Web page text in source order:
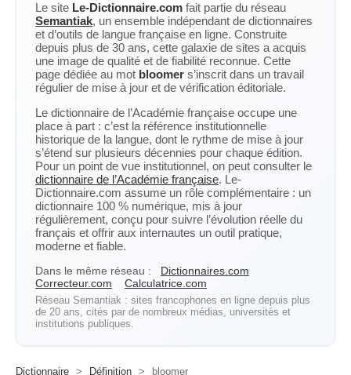
Le site Le-Dictionnaire.com fait partie du réseau
Semantiak, un ensemble indépendant de dictionnaires
et d’outils de langue française en ligne. Construite
depuis plus de 30 ans, cette galaxie de sites a acquis
une image de qualité et de fiabilité reconnue. Cette
page dédiée au mot bloomer s’inscrit dans un travail
régulier de mise à jour et de vérification éditoriale.
Le dictionnaire de l’Académie française occupe une
place à part : c’est la référence institutionnelle
historique de la langue, dont le rythme de mise à jour
s’étend sur plusieurs décennies pour chaque édition.
Pour un point de vue institutionnel, on peut consulter le
dictionnaire de l’Académie française. Le-
Dictionnaire.com assume un rôle complémentaire : un
dictionnaire 100 % numérique, mis à jour
régulièrement, conçu pour suivre l’évolution réelle du
français et offrir aux internautes un outil pratique,
moderne et fiable.
Dans le même réseau :
Dictionnaires.com
Correcteur.com
Calculatrice.com
Réseau Semantiak : sites francophones en ligne depuis plus
de 20 ans, cités par de nombreux médias, universités et
institutions publiques.
Dictionnaire > Définition > bloomer